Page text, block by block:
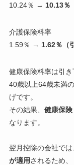
10.24％ → 10.13％
介護保険料率
1.59％ → 1.62％（
健康保険料率は引き
40歳以上64歳未満
げです。
その結果、 健康保
なります。
翌月控除の会社では
が適用されるため、